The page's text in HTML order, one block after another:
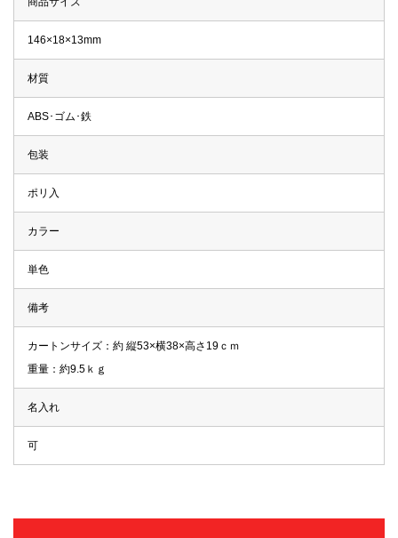
146×18×13mm
材質
ABS･ゴム･鉄
包装
ポリ入
カラー
単色
備考
カートンサイズ：約 縦53×横38×高さ19ｃｍ
重量：約9.5ｋｇ
名入れ
可